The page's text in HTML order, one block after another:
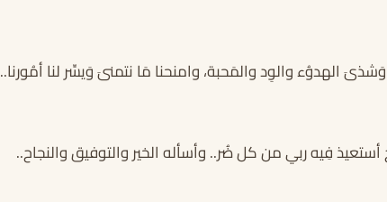
الهدوُء والوِد والمَحبة، وامنحنا مَا نتمنىَ وَيسِّر لنا أمُورنا..
فِيه ربي من كل ضُر.. وأسأله الخير والتوفيق والنجاح..